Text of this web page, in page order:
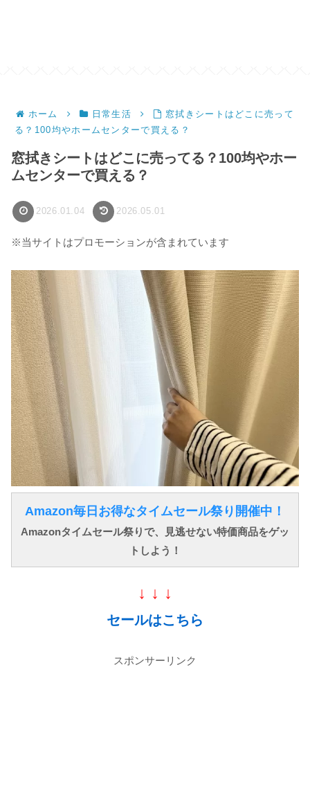
ホーム 日常生活
窓拭きシートはどこに売って
る？100均やホームセンターで買える？
窓拭きシートはどこに売ってる？100均やホー
ムセンターで買える？
2026.01.04 2026.05.01
※当サイトはプロモーションが含まれています
Amazon毎日お得なタイムセール祭り開催中！
Amazonタイムセール祭りで、見逃せない特価商品をゲッ
トしよう！
↓ ↓ ↓
セールはこちら
スポンサーリンク